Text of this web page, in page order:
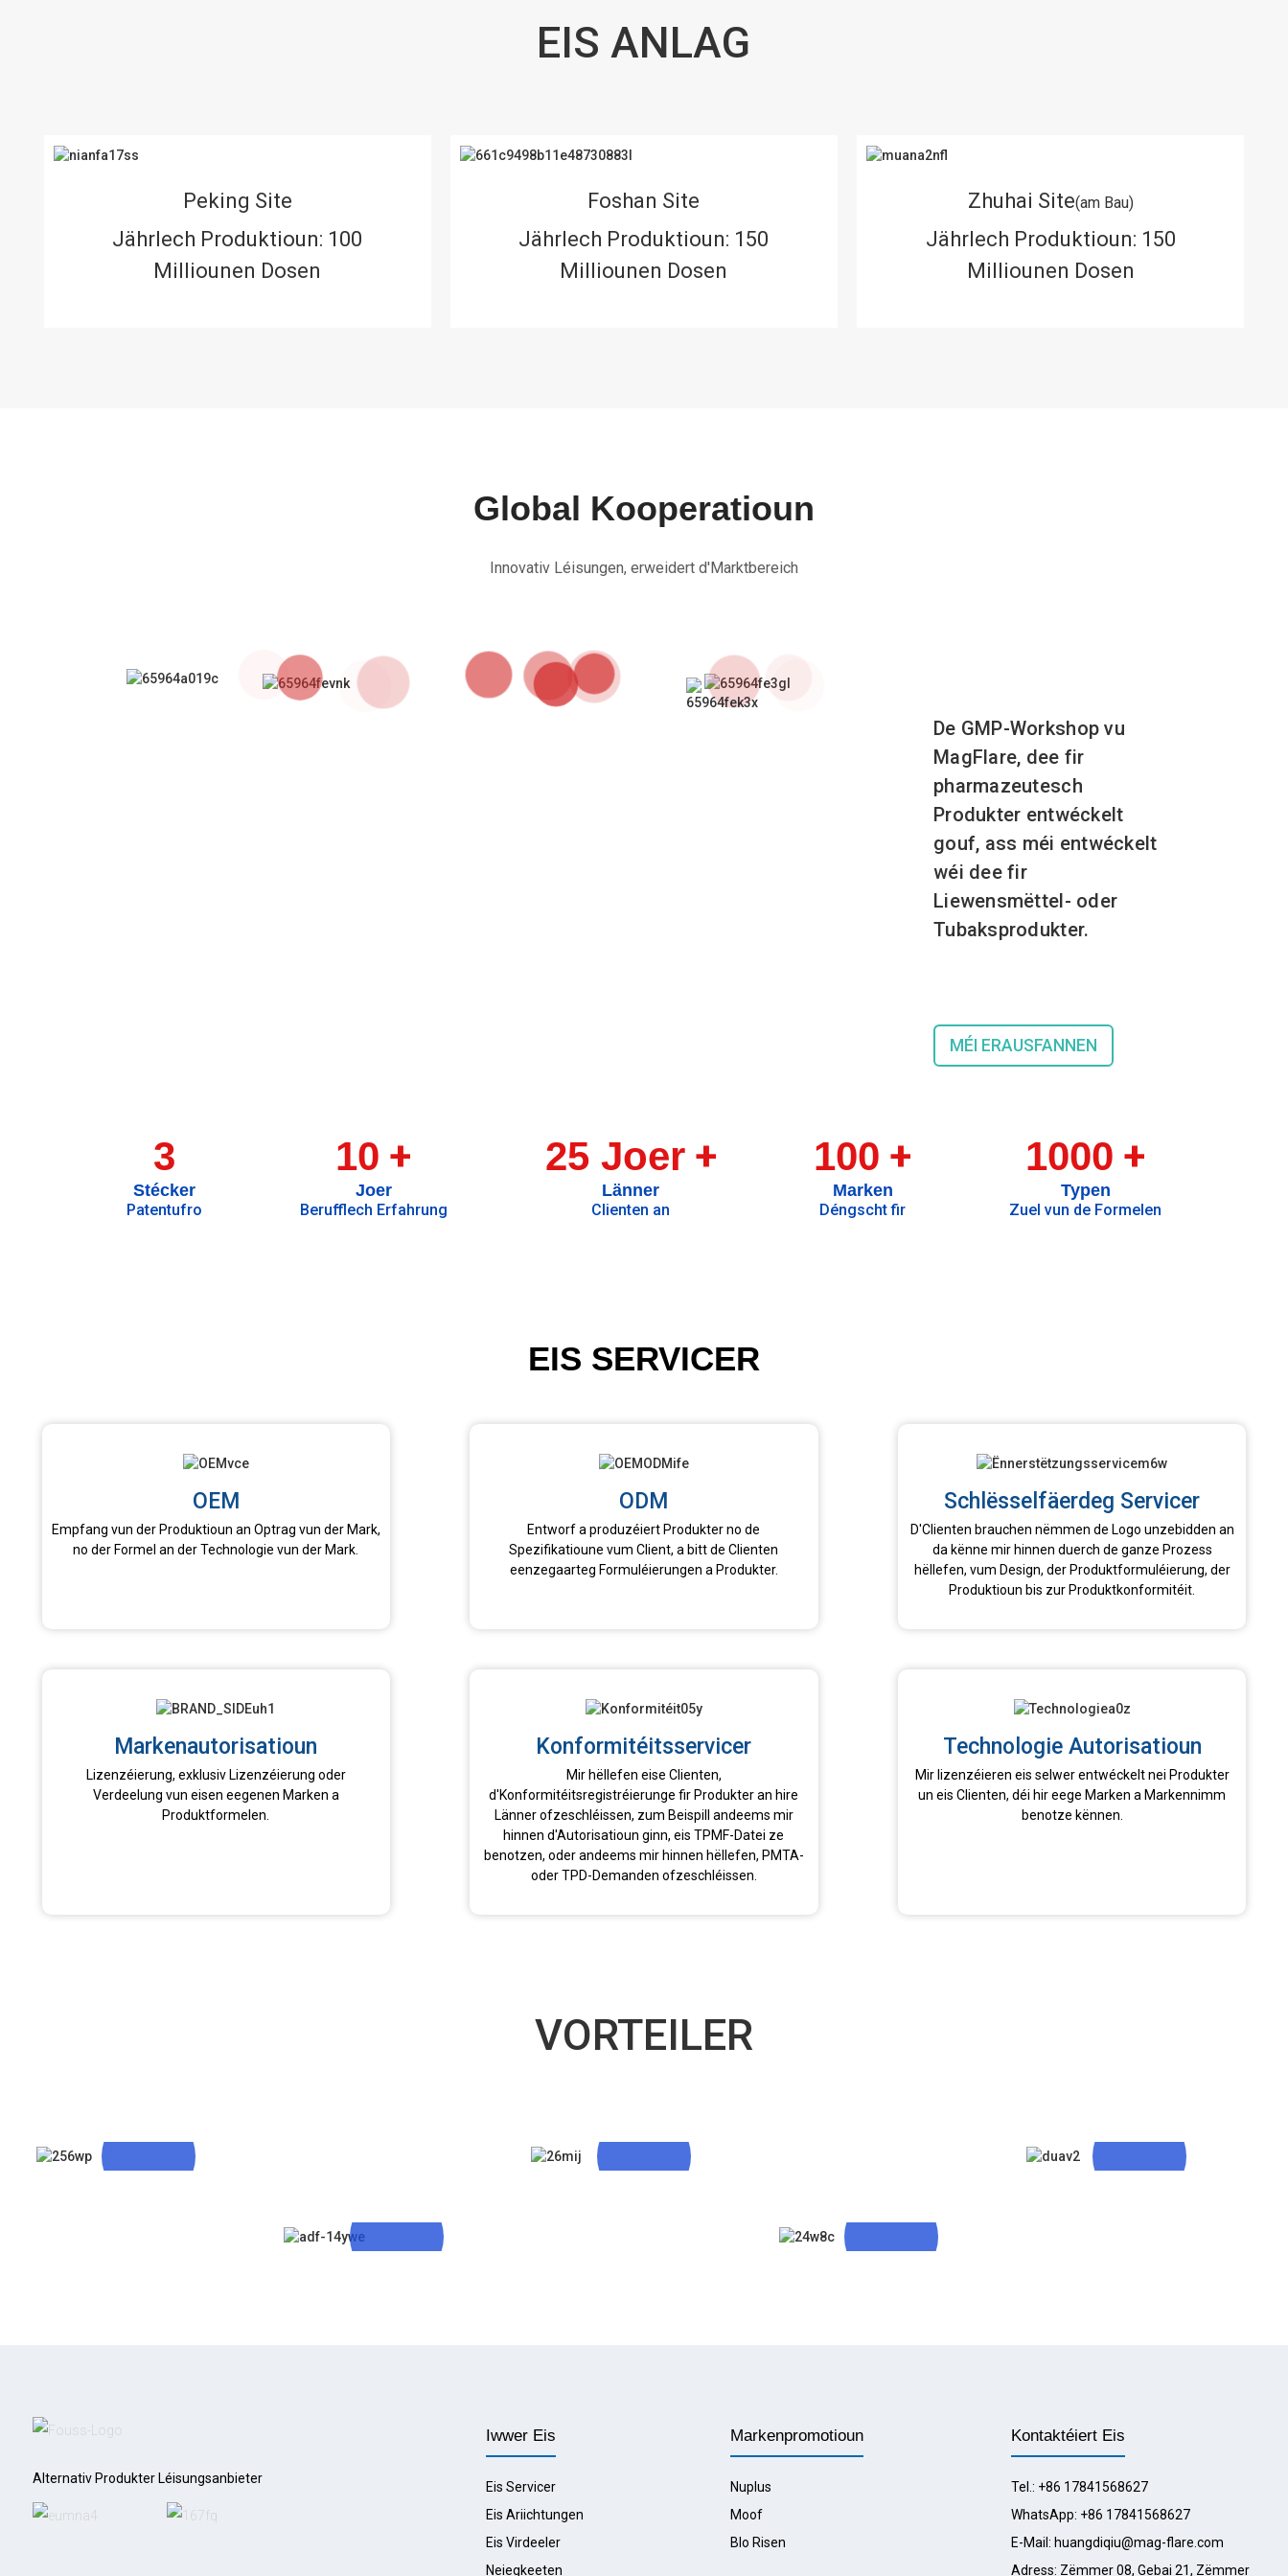
EIS ANLAG
Peking Site
Jährlech Produktioun: 100
Milliounen Dosen
Foshan Site
Jährlech Produktioun: 150
Milliounen Dosen
Zhuhai Site(am Bau)
Jährlech Produktioun: 150
Milliounen Dosen
Global Kooperatioun
Innovativ Léisungen, erweidert d'Marktbereich
De GMP-Workshop vu
MagFlare, dee fir
pharmazeutesch
Produkter entwéckelt
gouf, ass méi entwéckelt
wéi dee fir
Liewensmëttel- oder
Tubaksprodukter.
MÉI ERAUSFANNEN
3
Stécker
Patentufro
10 +
Joer
Berufflech Erfahrung
25 Joer +
Länner
Clienten an
100 +
Marken
Déngscht fir
1000 +
Typen
Zuel vun de Formelen
EIS SERVICER
OEM
Empfang vun der Produktioun an Optrag vun der Mark,
no der Formel an der Technologie vun der Mark.
ODM
Entworf a produzéiert Produkter no de
Spezifikatioune vum Client, a bitt de Clienten
eenzegaarteg Formuléierungen a Produkter.
Schlësselfäerdeg Servicer
D'Clienten brauchen nëmmen de Logo unzebidden an
da kënne mir hinnen duerch de ganze Prozess
hëllefen, vum Design, der Produktformuléierung, der
Produktioun bis zur Produktkonformitéit.
Markenautorisatioun
Lizenzéierung, exklusiv Lizenzéierung oder
Verdeelung vun eisen eegenen Marken a
Produktformelen.
Konformitéitsservicer
Mir hëllefen eise Clienten,
d'Konformitéitsregistréierunge fir Produkter an hire
Länner ofzeschléissen, zum Beispill andeems mir
hinnen d'Autorisatioun ginn, eis TPMF-Datei ze
benotzen, oder andeems mir hinnen hëllefen, PMTA-
oder TPD-Demanden ofzeschléissen.
Technologie Autorisatioun
Mir lizenzéieren eis selwer entwéckelt nei Produkter
un eis Clienten, déi hir eege Marken a Markennimm
benotze kënnen.
VORTEILER
Alternativ Produkter Léisungsanbieter
Iwwer Eis
Eis Servicer
Eis Ariichtungen
Eis Virdeeler
Neiegkeeten
Markenpromotioun
Nuplus
Moof
Blo Risen
Kontaktéiert Eis
Tel.: +86 17841568627
WhatsApp: +86 17841568627
E-Mail: huangdiqiu@mag-flare.com
Adress: Zëmmer 08, Gebai 21, Zëmmer